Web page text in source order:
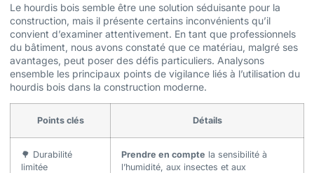
Le hourdis bois semble être une solution séduisante pour la
construction, mais il présente certains inconvénients qu’il
convient d’examiner attentivement. En tant que professionnels
du bâtiment, nous avons constaté que ce matériau, malgré ses
avantages, peut poser des défis particuliers. Analysons
ensemble les principaux points de vigilance liés à l’utilisation du
hourdis bois dans la construction moderne.
Points clés Détails
🌳 Durabilité
limitée
Prendre en compte la sensibilité à
l’humidité, aux insectes et aux